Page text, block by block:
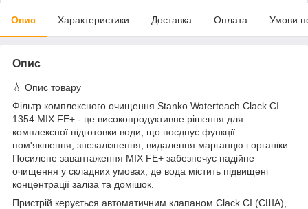
Опис Характеристики Доставка Оплата Умови
Опис
💧 Опис товару
Фільтр комплексного очищення Stanko Waterteach Clack CI
1354 MIX FE+ - це високопродуктивне рішення для
комплексної підготовки води, що поєднує функції
пом'якшення, знезалізнення, видалення марганцю і органіки.
Посилене завантаження MIX FE+ забезпечує надійне
очищення у складних умовах, де вода містить підвищені
концентрації заліза та домішок.
Пристрій керується автоматичним клапаном Clack CI (США),